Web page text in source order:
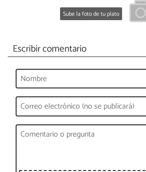
Sube la foto de tu plato
Escribir comentario